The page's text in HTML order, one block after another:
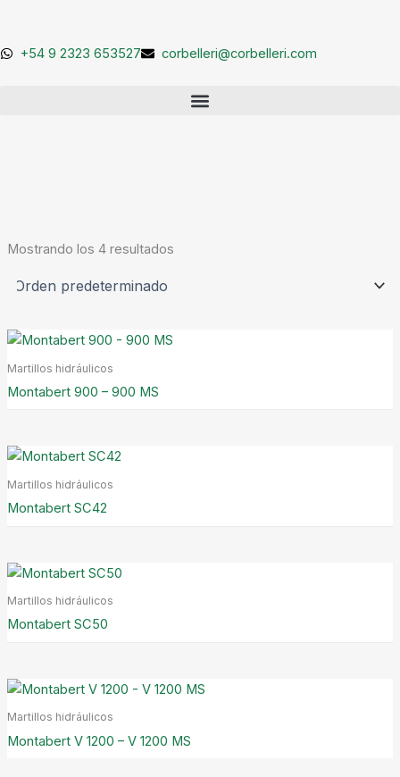
contenido
+54 9 2323 653527 corbelleri@corbelleri.com
Mostrando los 4 resultados
Martillos hidráulicos
Montabert 900 – 900 MS
Martillos hidráulicos
Montabert SC42
Martillos hidráulicos
Montabert SC50
Martillos hidráulicos
Montabert V 1200 – V 1200 MS